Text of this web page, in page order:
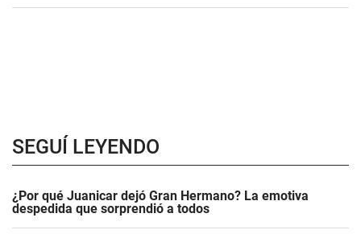
SEGUÍ LEYENDO
¿Por qué Juanicar dejó Gran Hermano? La emotiva
despedida que sorprendió a todos